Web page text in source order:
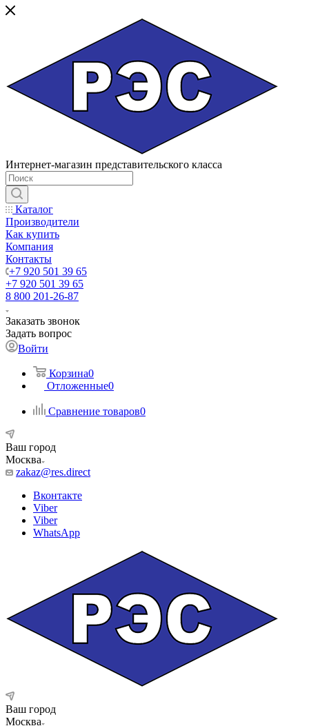
Интернет-магазин представительского класса
Каталог
Производители
Как купить
Компания
Контакты
+7 920 501 39 65
+7 920 501 39 65
8 800 201-26-87
Заказать звонок
Задать вопрос
Войти
Корзина0
Отложенные0
Сравнение товаров0
Ваш город
Москва
zakaz@res.direct
Вконтакте
Viber
Viber
WhatsApp
Ваш город
Москва